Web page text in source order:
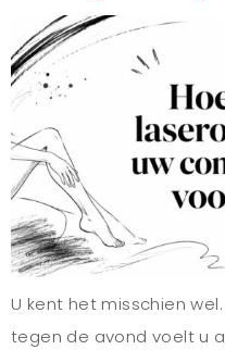
U kent het misschien
tegen de avond voelt u